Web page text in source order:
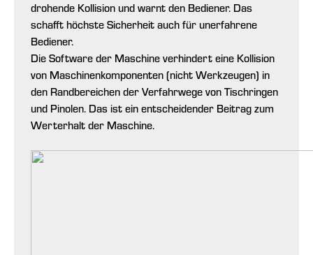
drohende Kollision und warnt den Bediener. Das
schafft höchste Sicherheit auch für unerfahrene
Bediener.
Die Software der Maschine verhindert eine Kollision
von Maschinenkomponenten (nicht Werkzeugen) in
den Randbereichen der Verfahrwege von Tischringen
und Pinolen. Das ist ein entscheidender Beitrag zum
Werterhalt der Maschine.